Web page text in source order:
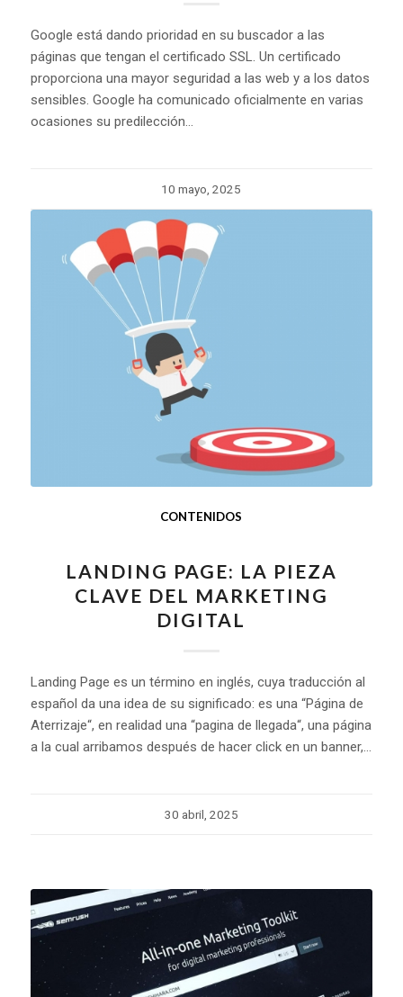
Google está dando prioridad en su buscador a las
páginas que tengan el certificado SSL. Un certificado
proporciona una mayor seguridad a las web y a los datos
sensibles. Google ha comunicado oficialmente en varias
ocasiones su predilección…
10 mayo, 2025
CONTENIDOS
LANDING PAGE: LA PIEZA
CLAVE DEL MARKETING
DIGITAL
Landing Page es un término en inglés, cuya traducción al
español da una idea de su significado: es una “Página de
Aterrizaje“, en realidad una “pagina de llegada“, una página
a la cual arribamos después de hacer click en un banner,…
30 abril, 2025